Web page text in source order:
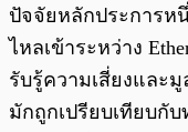
ปัจจัยหลักประการห
ไหลเข้าระหว่าง
รับรู้ความเสี่ยงและ
มักถูกเปรียบเทียบกั